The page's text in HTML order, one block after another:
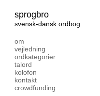
sprogbro
svensk-dansk ordbog
om
vejledning
ordkategorier
talord
kolofon
kontakt
crowdfunding